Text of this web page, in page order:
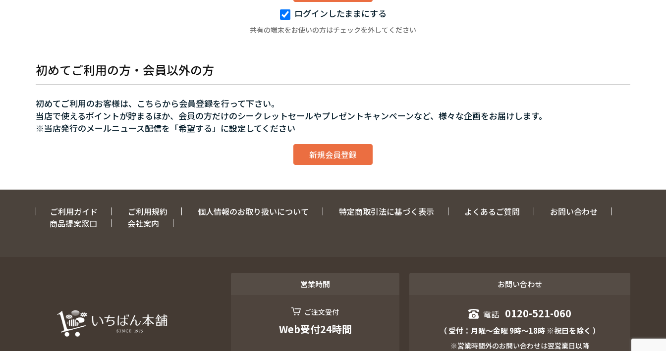
ログインしたままにする
共有の端末をお使いの方はチェックを外してください
初めてご利用の方・会員以外の方
初めてご利用のお客様は、こちらから会員登録を行って下さい。
当店で使えるポイントが貯まるほか、会員の方だけのシークレットセールやプレゼントキャンペーンなど、様々な企画をお届けします。
※当店発行のメールニュース配信を「希望する」に設定してください
ご利用ガイド ご利用規約 個人情報のお取り扱いについて 特定商取引法に基づく表示 よくあるご質問
お問い合わせ
商品提案窓口
会社案内
営業時間
ご注文受付
Web受付24時間
お問い合わせ
0120-521-060
（ 受付：月曜～金曜 9時～18時 ※祝日を除く ）
※営業時間外のお問い合わせは翌営業日以降